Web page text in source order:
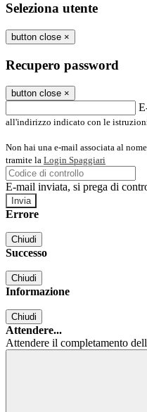
Seleziona utente
button close ×
Recupero password
button close ×
all'indirizzo indicato con le
Non hai una e-mail associata al
tramite la Login Spaggiari
E-mail inviata, si prega di
Errore
Chiudi
Successo
Chiudi
Informazione
Chiudi
Attendere...
Attendere il completamento